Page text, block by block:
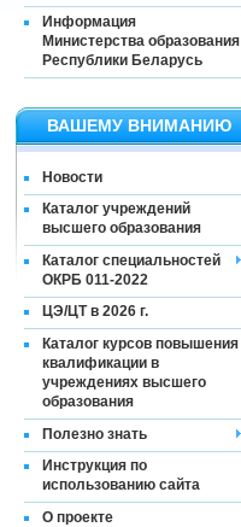
Информация
Министерства образования
Республики Беларусь
ВАШЕМУ ВНИМАНИЮ
Новости
Каталог учреждений
высшего образования
Каталог специальностей
ОКРБ 011-2022
ЦЭ/ЦТ в 2026 г.
Каталог курсов повышения
квалификации в
учреждениях высшего
образования
Полезно знать
Инструкция по
использованию сайта
О проекте